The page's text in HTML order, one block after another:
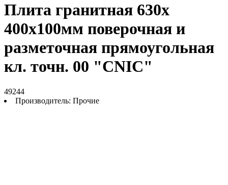
Плита гранитная 630х
400х100мм поверочная и
разметочная прямоугольная
кл. точн. 00 "CNIC"
49244
Производитель: Прочие